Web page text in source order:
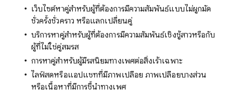
เว็บไซต์หาคู่สำหรับผู้ที่ต้องการมีความสัมพันธ์แบบไม่ผูกมัด
ชั่วครั้งชั่วคราว หรือแลกเปลี่ยนคู่
บริการหาคู่สำหรับผู้ที่ต้องการมีความสัมพันธ์เชิงชู้สาวหรือกับ
ผู้ที่ไม่ใช่คู่สมรส
การหาคู่สำหรับผู้มีรสนิยมทางเพศต่อสิ่งเร้าเฉพาะ
ไลฟ์สดหรือแอปแชทที่มีภาพเปลือย ภาพเปลือยบางส่วน
หรือเนื้อหาที่มีการชี้นำทางเพศ